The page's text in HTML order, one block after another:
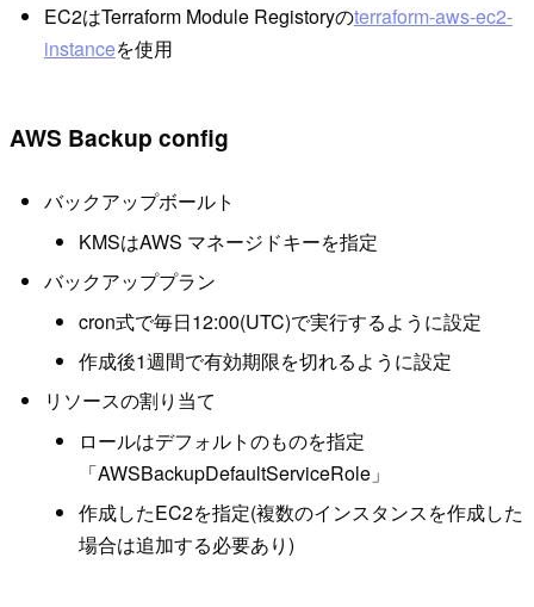
EC2はTerraform Module Registoryのterraform-aws-ec2-
instanceを使用
AWS Backup config
バックアップボールト
KMSはAWS マネージドキーを指定
バックアッププラン
cron式で毎日12:00(UTC)で実行するように設定
作成後1週間で有効期限を切れるように設定
リソースの割り当て
ロールはデフォルトのものを指定
「AWSBackupDefaultServiceRole」
作成したEC2を指定(複数のインスタンスを作成した
場合は追加する必要あり)